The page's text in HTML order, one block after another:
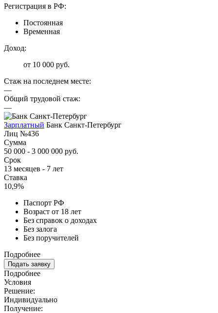
Регистрация в РФ:
Постоянная
Временная
Доход:
от 10 000 руб.
Стаж на последнем месте:
—
Общий трудовой стаж:
—
Зарплатный Банк Санкт-Петербург
Лиц №436
Сумма
50 000 - 3 000 000 руб.
Срок
13 месяцев - 7 лет
Ставка
10,9%
Паспорт РФ
Возраст от 18 лет
Без справок о доходах
Без залога
Без поручителей
Подробнее
Подать заявку
Подробнее
Условия
Решение:
Индивидуально
Получение: